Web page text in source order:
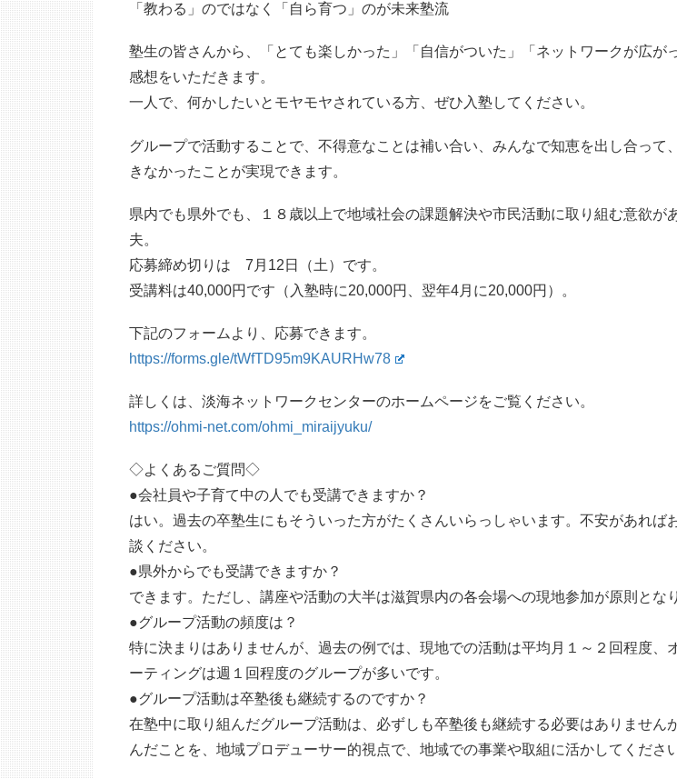
「教わる」のではなく「自ら育つ」のが未来塾流
塾生の皆さんから、「とても楽しかった」「自信がついた」「ネットワークが広が
感想をいただきます。
一人で、何かしたいとモヤモヤされている方、ぜひ入塾してください。
グループで活動することで、不得意なことは補い合い、みんなで知恵を出し合って
きなかったことが実現できます。
県内でも県外でも、１８歳以上で地域社会の課題解決や市民活動に取り組む意欲が
夫。
応募締め切りは 7月12日（土）です。
受講料は40,000円です（入塾時に20,000円、翌年4月に20,000円）。
下記のフォームより、応募できます。
https://forms.gle/tWfTD95m9KAURHw78
詳しくは、淡海ネットワークセンターのホームページをご覧ください。
https://ohmi-net.com/ohmi_miraijyuku/
◇よくあるご質問◇
●会社員や子育て中の人でも受講できますか？
はい。過去の卒塾生にもそういった方がたくさんいらっしゃいます。不安があれば
談ください。
●県外からでも受講できますか？
できます。ただし、講座や活動の大半は滋賀県内の各会場への現地参加が原則とな
●グループ活動の頻度は？
特に決まりはありませんが、過去の例では、現地での活動は平均月１～２回程度、
ーティングは週１回程度のグループが多いです。
●グループ活動は卒塾後も継続するのですか？
在塾中に取り組んだグループ活動は、必ずしも卒塾後も継続する必要はありません
んだことを、地域プロデューサー的視点で、地域での事業や取組に活かしてください